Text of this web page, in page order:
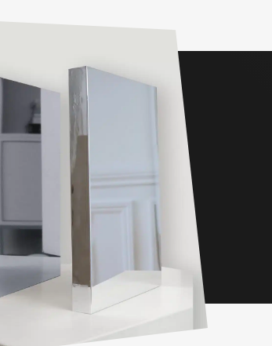
Voir le produit